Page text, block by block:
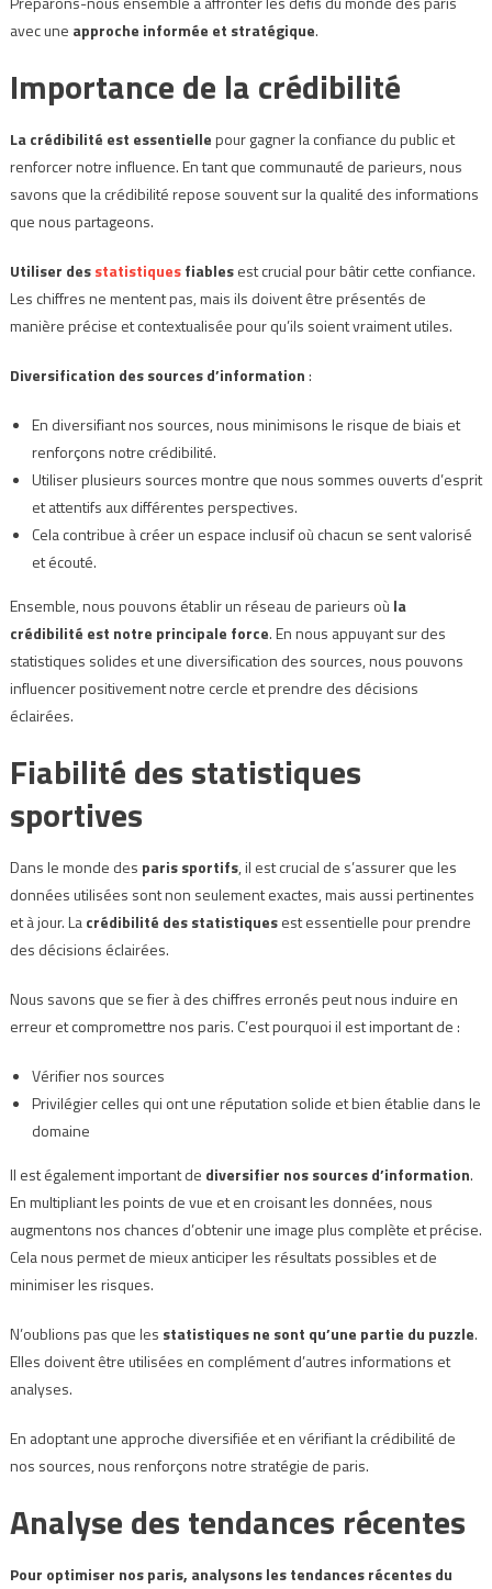
avec une approche informée et stratégique.
Importance de la crédibilité
La crédibilité est essentiellepour gagner la confiance du public et
renforcer notre influence. En tant que communauté de parieurs, nous
savons que la crédibilité repose souvent sur la qualité des informations
que nous partageons.
Utiliser desstatistiquesfiablesest crucial pour bâtir cette confiance.
Les chiffres ne mentent pas, mais ils doivent être présentés de
manière précise et contextualisée pour qu’ils soient vraiment utiles.
Diversification des sources d’information:
En diversifiant nos sources, nous minimisons le risque de biais et
renforçons notre crédibilité.
Utiliser plusieurs sources montre que nous sommes ouverts d’esprit
et attentifs aux différentes perspectives.
Cela contribue à créer un espace inclusif où chacun se sent valorisé
et écouté.
Ensemble, nous pouvons établir un réseau de parieurs où la
crédibilité est notre principale force. En nous appuyant sur des
statistiques solides et une diversification des sources, nous pouvons
influencer positivement notre cercle et prendre des décisions
éclairées.
Fiabilité des statistiques
sportives
Dans le monde des paris sportifs, il est crucial de s’assurer que les
données utilisées sont non seulement exactes, mais aussi pertinentes
et à jour. Lacrédibilité des statistiquesest essentielle pour prendre
des décisions éclairées.
Nous savons que se fier à des chiffres erronés peut nous induire en
erreur et compromettre nos paris. C’est pourquoi il est important de :
Vérifier nos sources
Privilégier celles qui ont une réputation solide et bien établie dans le
domaine
Il est également important de diversifier nos sources d’information.
En multipliant les points de vue et en croisant les données, nous
augmentons nos chances d’obtenir une image plus complète et précise.
Cela nous permet de mieux anticiper les résultats possibles et de
minimiser les risques.
N’oublions pas que les statistiques ne sont qu’une partie du puzzle.
Elles doivent être utilisées en complément d’autres informations et
analyses.
En adoptant une approche diversifiée et en vérifiant la crédibilité de
nos sources, nous renforçons notre stratégie de paris.
Analyse des tendances récentes
Pour optimiser nos paris, analysons les tendances récentes du